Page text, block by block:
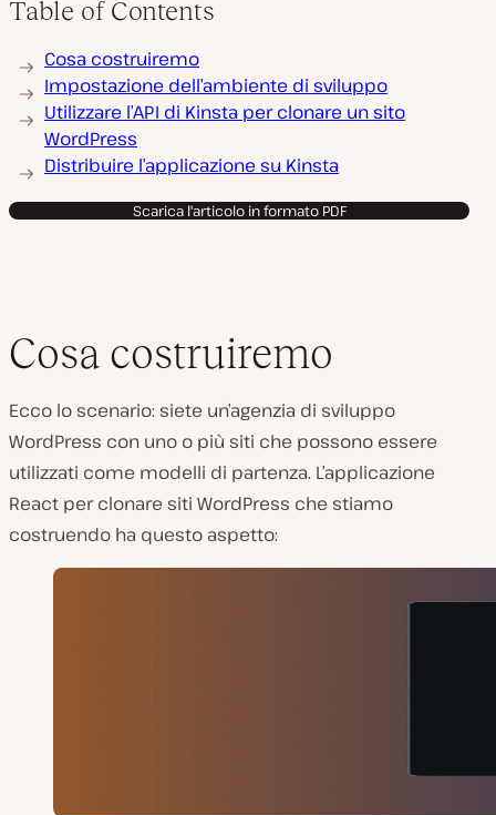
Table of Contents
Cosa costruiremo
Impostazione dell’ambiente di sviluppo
Utilizzare l’API di Kinsta per clonare un sito
WordPress
Distribuire l’applicazione su Kinsta
Scarica l'articolo in formato PDF
Cosa costruiremo
Ecco lo scenario: siete un’agenzia di sviluppo
WordPress con uno o più siti che possono essere
utilizzati come modelli di partenza. L’applicazione
React per clonare siti WordPress che stiamo
costruendo ha questo aspetto: